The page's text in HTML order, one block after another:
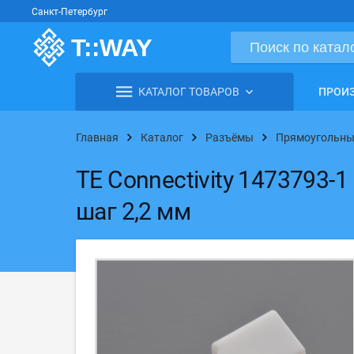
Санкт-Петербург
КАТАЛОГ ТОВАРОВ
Главная Каталог Разъёмы
TE Connectivity 1473793-
шаг 2,2 мм